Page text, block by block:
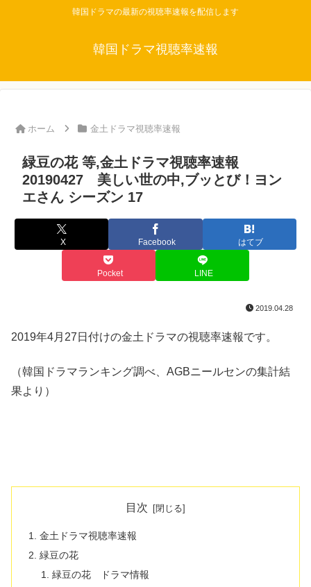
韓国ドラマの最新の視聴率速報を配信します
韓国ドラマ視聴率速報
ホーム 金土ドラマ視聴率速報
緑豆の花 等,金土ドラマ視聴率速報
20190427 美しい世の中,ブッとび！ヨン
エさん シーズン 17
X Facebook はてブ
Pocket LINE
2019.04.28
2019年4月27日付けの金土ドラマの視聴率速報です。
（韓国ドラマランキング調べ、AGBニールセンの集計結
果より）
目次
金土ドラマ視聴率速報
緑豆の花
緑豆の花 ドラマ情報